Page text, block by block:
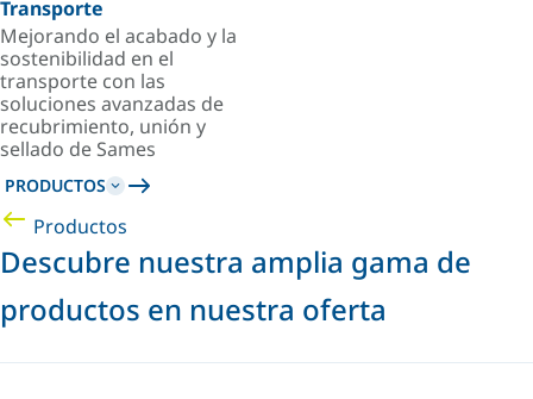
Transporte
Mejorando el acabado y la
sostenibilidad en el
transporte con las
soluciones avanzadas de
recubrimiento, unión y
sellado de Sames
PRODUCTOS
Productos
Descubre nuestra amplia gama de
productos en nuestra oferta